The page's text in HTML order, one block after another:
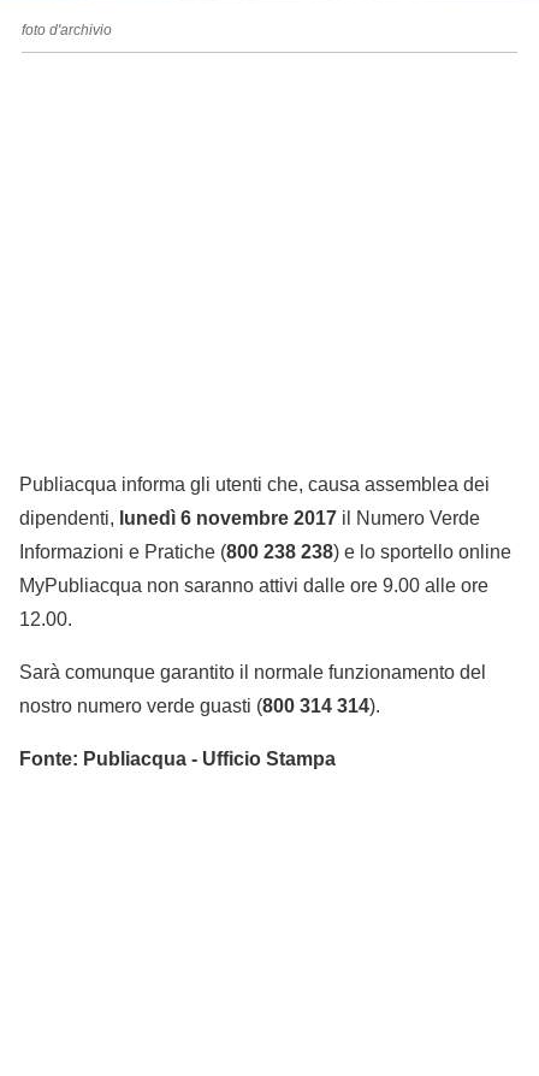
foto d'archivio
Publiacqua informa gli utenti che, causa assemblea dei
dipendenti, lunedì 6 novembre 2017 il Numero Verde
Informazioni e Pratiche (800 238 238) e lo sportello online
MyPubliacqua non saranno attivi dalle ore 9.00 alle ore
12.00.
Sarà comunque garantito il normale funzionamento del
nostro numero verde guasti (800 314 314).
Fonte: Publiacqua - Ufficio Stampa